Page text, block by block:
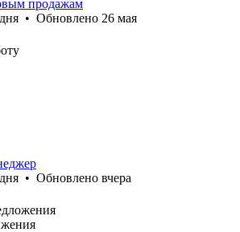
продажам
• Обновлено 26 мая
• Обновлено вчера